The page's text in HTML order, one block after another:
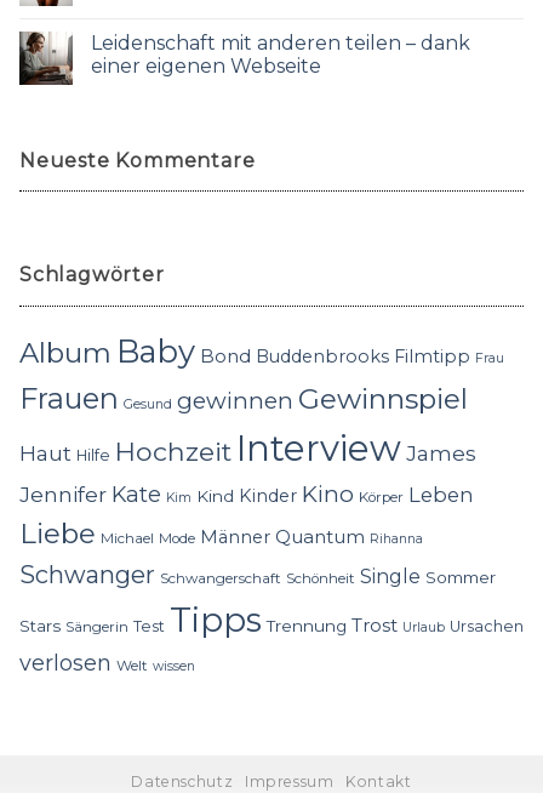
Leidenschaft mit anderen teilen – dank
einer eigenen Webseite
Neueste Kommentare
Schlagwörter
Album Baby Bond Buddenbrooks Filmtipp Frau
Frauen Gesund gewinnen Gewinnspiel
Haut Hilfe Hochzeit InterviewJames
Jennifer Kate Kim Kind Kinder Kino Körper Leben
Liebe Michael Mode Männer Quantum Rihanna
Schwanger Schwangerschaft Schönheit Single Sommer
Stars Sängerin Test Tipps Trennung Trost Urlaub Ursachen
verlosen Welt wissen
Datenschutz Impressum Kontakt